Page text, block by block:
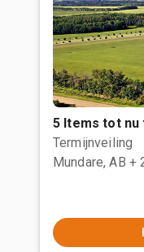
5 Items tot nu
Termijnveiling
Mundare, AB +